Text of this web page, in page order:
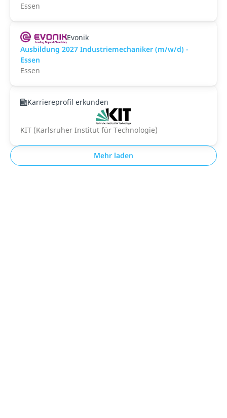
Essen
Evonik
Ausbildung 2027 Industriemechaniker (m/w/d) -
Essen
Essen
Karriereprofil erkunden
KIT (Karlsruher Institut für Technologie)
Mehr laden